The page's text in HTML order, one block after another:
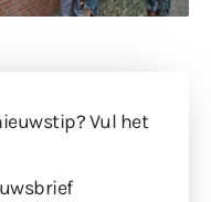
Vul het